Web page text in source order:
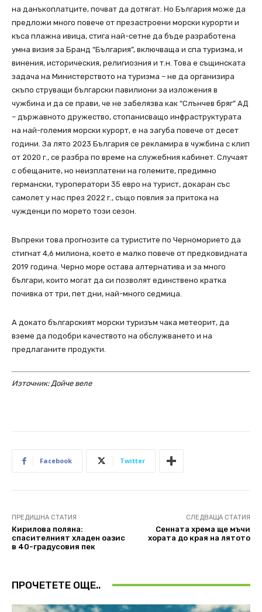
на данъкоплатците, почват да дотягат. Но България може да
предложи много повече от презастроени морски курорти и
къса плажна ивица, стига най-сетне да бъде разработена
умна визия за Бранд “България”, включваща и спа туризма, и
винения, историческия, религиозния и т.н. Това е същинската
задача на Министерството на туризма – не да организира
скъпо струващи български павилиони за изложения в
чужбина и да се прави, че не забелязва как “Слънчев бряг” АД
– държавното дружество, стопанисващо инфраструктурата
на най-големия морски курорт, е на загуба повече от десет
години. За лято 2023 България се рекламира в чужбина с клип
от 2020 г., се разбра по време на служебния кабинет. Случаят
с обещаните, но неизплатени на големите, предимно
германски, туроператори 35 евро на турист, докаран със
самолет у нас през 2022 г., също повлия за притока на
чужденци по морето този сезон.
Въпреки това прогнозите са туристите по Черноморието да
стигнат 4,6 милиона, което е малко повече от предковидната
2019 година. Черно море остава алтернатива и за много
българи, които могат да си позволят единствено кратка
почивка от три, пет дни, най-много седмица.
А докато българският морски туризъм чака метеорит, да
вземе да подобри качеството на обслужването и на
предлаганите продукти.
Източник: Дойче веле
Facebook Twitter
ПРЕДИШНА СТАТИЯ
Кирилова поляна:
спасителният хладен оазис
в 40-градусовия пек
СЛЕДВАЩА СТАТИЯ
Сенната хрема ще мъчи
хората до края на лятото
ПРОЧЕТЕТЕ ОЩЕ..